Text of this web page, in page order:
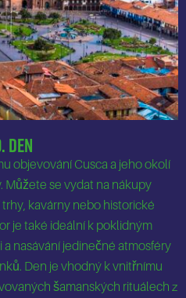
Den
objevování Cusca a jeho okolí
Můžete se vydat na nákupy
kavárny nebo historické
je také ideální k poklidným
nasávání jedinečné atmosféry
Den je vhodný k vnitřnímu
šamanských rituálech z